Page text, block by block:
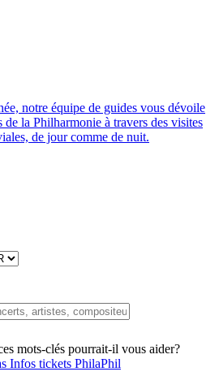
notre équipe de guides vous dévoile
de la Philharmonie à travers des visites
de jour comme de nuit.
mots-clés pourrait-il vous aider?
Infos tickets PhilaPhil